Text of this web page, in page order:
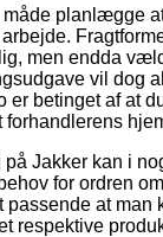
måde planlægge
men endda
vil dog
er betinget af at
på Jakker kan i
for ordren
passende at man
respektive